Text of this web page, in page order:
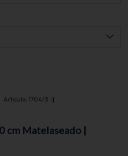
Articulo: 1704/3 ||
cm Matelaseado |